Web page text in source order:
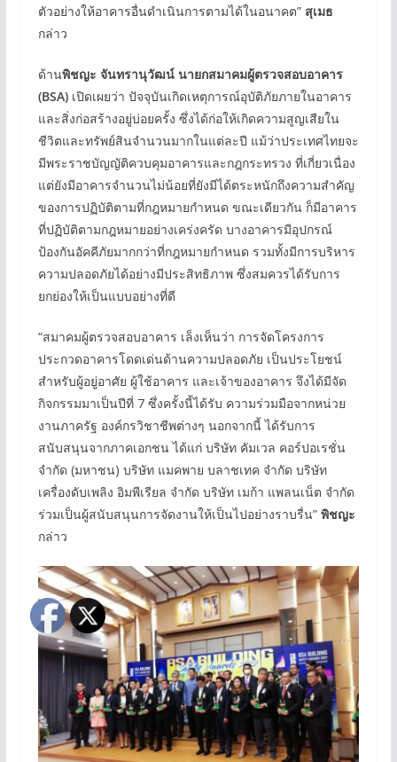
ตัวอย่างให้อาคารอื่นดำเนินการตามได้ในอนาคต” สุเมธ
กล่าว
ด้านพิชญะ จันทรานุวัฒน์ นายกสมาคมผู้ตรวจสอบอาคาร
(BSA)เปิดเผยว่า ปัจจุบันเกิดเหตุการณ์อุบัติภัยภายในอาคาร
และสิ่งก่อสร้างอยู่บ่อยครั้ง ซึ่งได้ก่อให้เกิดความสูญเสียใน
ชีวิตและทรัพย์สินจำนวนมากในแต่ละปี แม้ว่าประเทศไทยจะ
มีพระราชบัญญัติควบคุมอาคารและกฎกระทรวง ที่เกี่ยวเนื่อง
แต่ยังมีอาคารจำนวนไม่น้อยที่ยังมีได้ตระหนักถึงความสำคัญ
ของการปฏิบัติตามที่กฎหมายกำหนด ขณะเดียวกัน ก็มีอาคาร
ที่ปฏิบัติตามกฎหมายอย่างเคร่งครัด บางอาคารมีอุปกรณ์
ป้องกันอัคคีภัยมากกว่าที่กฎหมายกำหนด รวมทั้งมีการบริหาร
ความปลอดภัยได้อย่างมีประสิทธิภาพ ซึ่งสมควรได้รับการ
ยกย่องให้เป็นแบบอย่างที่ดี
“สมาคมผู้ตรวจสอบอาคาร เล็งเห็นว่า การจัดโครงการ
ประกวดอาคารโดดเด่นด้านความปลอดภัย เป็นประโยชน์
สำหรับผู้อยู่อาศัย ผู้ใช้อาคาร และเจ้าของอาคาร จึงได้มีจัด
กิจกรรมมาเป็นปีที่ 7 ซึ่งครั้งนี้ได้รับ ความร่วมมือจากหน่วย
งานภาครัฐ องค์กรวิชาชีพต่างๆ นอกจากนี้ ได้รับการ
สนับสนุนจากภาคเอกชน ได้แก่ บริษัท คัมเวล คอร์ปอเรชั่น
จำกัด (มหาชน) บริษัท แมคพาย บลาชเทค จำกัด บริษัท
เครื่องดับเพลิง อิมพีเรียล จำกัด บริษัท เมก้า แพลนเน็ต จำกัด
ร่วมเป็นผู้สนับสนุนการจัดงานให้เป็นไปอย่างราบรื่น” พิชญะ
กล่าว